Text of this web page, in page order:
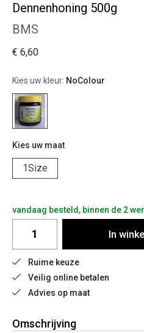
Dennenhoning 500g
BMS
€ 6,60
Kies uw kleur: NoColour
Kies uw maat
1Size
vandaag besteld, binnen de 2
In
Ruime keuze
Veilig online betalen
Advies op maat
Omschrijving